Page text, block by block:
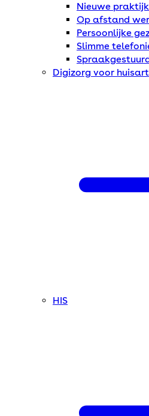
Nieuwe
Op afstand
Persoonlijke
Slimme
Digizorg voor
HIS